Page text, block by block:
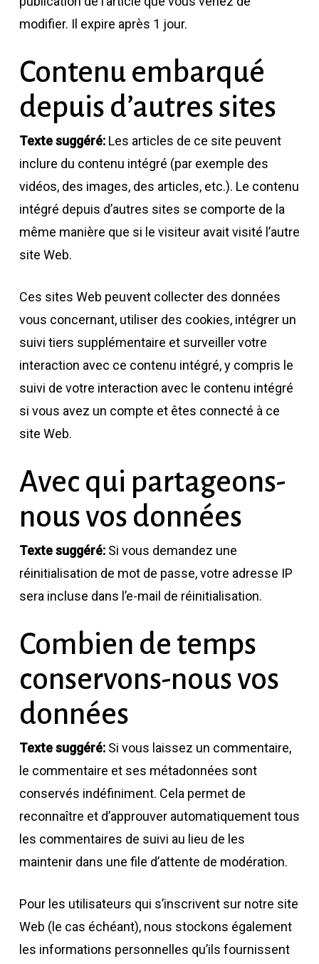
modifier. Il expire après 1 jour.
Contenu embarqué
depuis d’autres sites
Texte suggéré: Les articles de ce site peuvent
inclure du contenu intégré (par exemple des
vidéos, des images, des articles, etc.). Le contenu
intégré depuis d’autres sites se comporte de la
même manière que si le visiteur avait visité l’autre
site Web.
Ces sites Web peuvent collecter des données
vous concernant, utiliser des cookies, intégrer un
suivi tiers supplémentaire et surveiller votre
interaction avec ce contenu intégré, y compris le
suivi de votre interaction avec le contenu intégré
si vous avez un compte et êtes connecté à ce
site Web.
Avec qui partageons-
nous vos données
Texte suggéré:Si vous demandez une
réinitialisation de mot de passe, votre adresse IP
sera incluse dans l’e-mail de réinitialisation.
Combien de temps
conservons-nous vos
données
Texte suggéré:Si vous laissez un commentaire,
le commentaire et ses métadonnées sont
conservés indéfiniment. Cela permet de
reconnaître et d’approuver automatiquement tous
les commentaires de suivi au lieu de les
maintenir dans une file d’attente de modération.
Pour les utilisateurs qui s’inscrivent sur notre site
Web (le cas échéant), nous stockons également
les informations personnelles qu’ils fournissent